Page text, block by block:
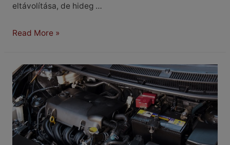
eltávolítása, de hideg …
Hogyan
a
szélvédő
jegesedését?
Read More »